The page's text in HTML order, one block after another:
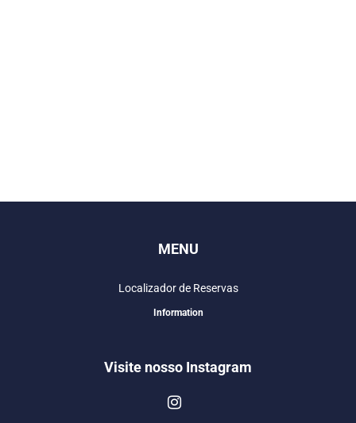
MENU
Localizador de Reservas
Information
Visite nosso Instagram